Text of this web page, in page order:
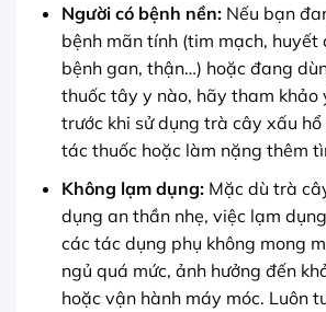
Người có bệnh nền:Nếu bạn
bệnh mãn tính (tim mạch, huyết
bệnh gan, thận…) hoặc đang
thuốc tây y nào, hãy tham khảo
trước khi sử dụng trà cây xấu
tác thuốc hoặc làm nặng thêm
Không lạm dụng:Mặc dù trà
dụng an thần nhẹ, việc lạm
các tác dụng phụ không mong
ngủ quá mức, ảnh hưởng đến
hoặc vận hành máy móc. Luôn